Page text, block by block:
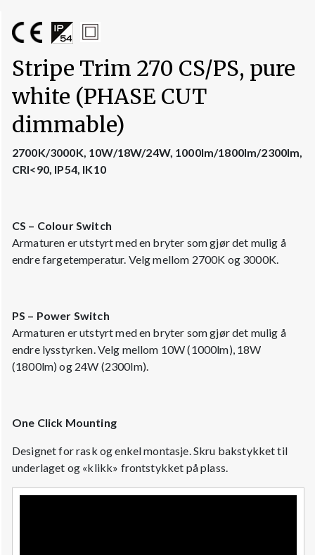
Stripe Trim 270 CS/PS, pure
white (PHASE CUT
dimmable)
2700K/3000K, 10W/18W/24W, 1000lm/1800lm/2300lm,
CRI<90, IP54, IK10
CS – Colour Switch
Armaturen er utstyrt med en bryter som gjør det mulig å
endre fargetemperatur. Velg mellom 2700K og 3000K.
PS – Power Switch
Armaturen er utstyrt med en bryter som gjør det mulig å
endre lysstyrken. Velg mellom 10W (1000lm), 18W
(1800lm) og 24W (2300lm).
One Click Mounting
Designet for rask og enkel montasje. Skru bakstykket til
underlaget og «klikk» frontstykket på plass.